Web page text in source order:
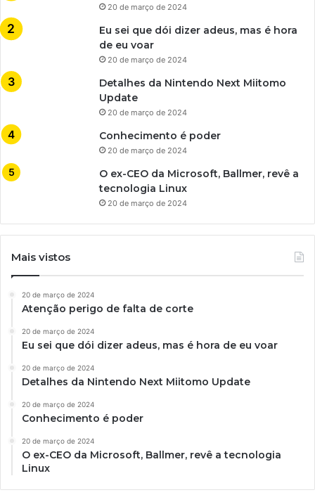
20 de março de 2024
Eu sei que dói dizer adeus, mas é hora
de eu voar
20 de março de 2024
Detalhes da Nintendo Next Miitomo
Update
20 de março de 2024
Conhecimento é poder
20 de março de 2024
O ex-CEO da Microsoft, Ballmer, revê a
tecnologia Linux
20 de março de 2024
Mais vistos
20 de março de 2024
Atenção perigo de falta de corte
20 de março de 2024
Eu sei que dói dizer adeus, mas é hora de eu voar
20 de março de 2024
Detalhes da Nintendo Next Miitomo Update
20 de março de 2024
Conhecimento é poder
20 de março de 2024
O ex-CEO da Microsoft, Ballmer, revê a tecnologia
Linux